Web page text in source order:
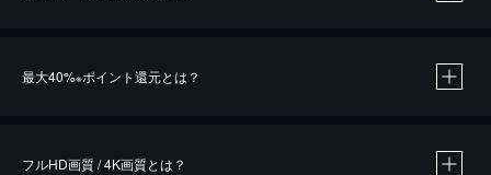
最大40%※ポイント還元とは？
フルHD画質 / 4K画質とは？